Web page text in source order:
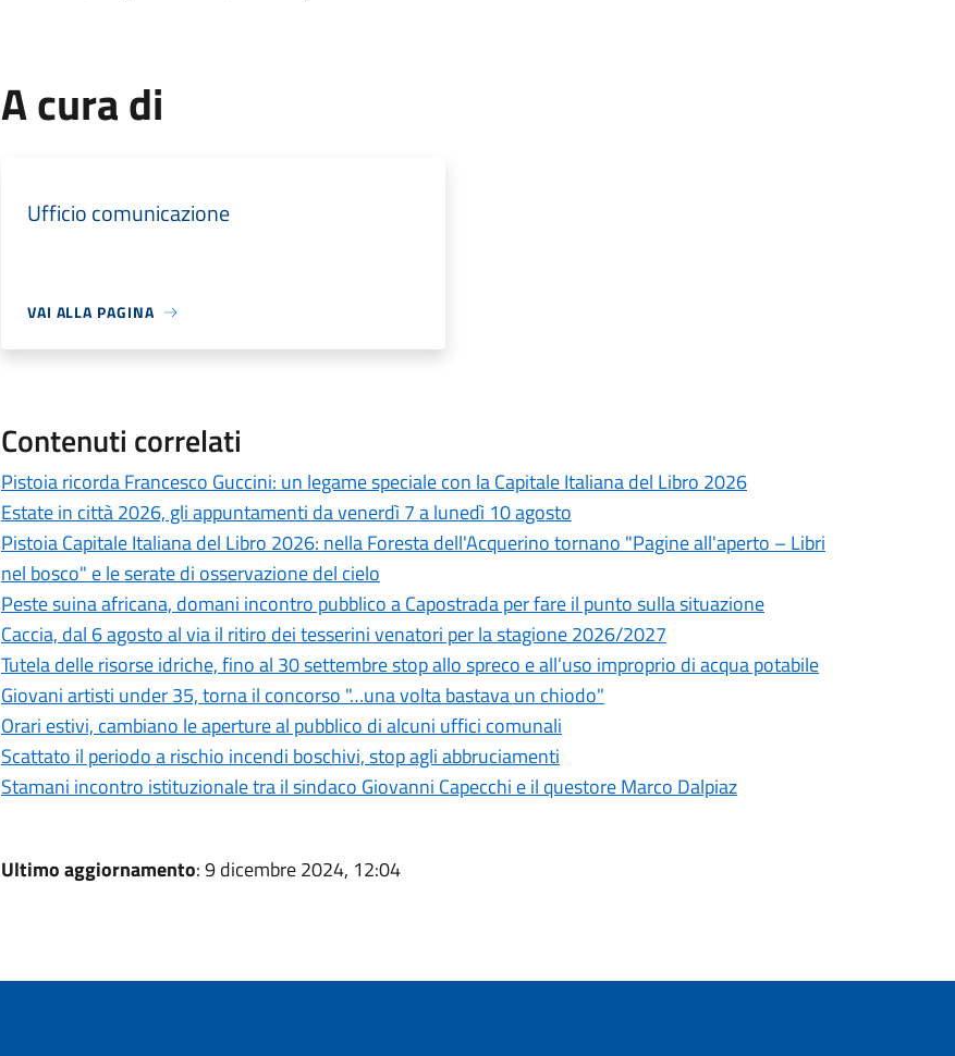
A cura di
Ufficio comunicazione
VAI ALLA PAGINA
Contenuti correlati
Pistoia ricorda Francesco Guccini: un legame speciale con la Capitale Italiana del Libro 2026
Estate in città 2026, gli appuntamenti da venerdì 7 a lunedì 10 agosto
Pistoia Capitale Italiana del Libro 2026: nella Foresta dell'Acquerino tornano "Pagine all'aperto – Libri
nel bosco" e le serate di osservazione del cielo
Peste suina africana, domani incontro pubblico a Capostrada per fare il punto sulla situazione
Caccia, dal 6 agosto al via il ritiro dei tesserini venatori per la stagione 2026/2027
Tutela delle risorse idriche, fino al 30 settembre stop allo spreco e all’uso improprio di acqua potabile
Giovani artisti under 35, torna il concorso "…una volta bastava un chiodo"
Orari estivi, cambiano le aperture al pubblico di alcuni uffici comunali
Scattato il periodo a rischio incendi boschivi, stop agli abbruciamenti
Stamani incontro istituzionale tra il sindaco Giovanni Capecchi e il questore Marco Dalpiaz
Ultimo aggiornamento: 9 dicembre 2024, 12:04